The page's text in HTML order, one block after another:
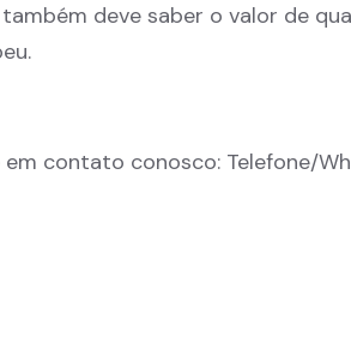
deve saber o valor de
em contato conosco: Telefone/